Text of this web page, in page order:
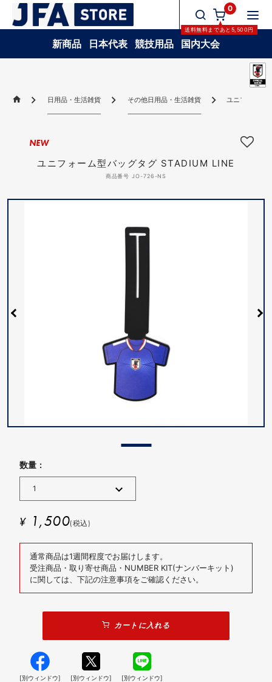
0
送料無料まであと 5,500円
新商品 日本代表 競技用品 国内大会
日用品・生活雑貨 その他日用品・生活雑貨 ユニフォーム
ユニフォーム型バッグタグ STADIUM LINE
商品番号 JO-726-NS
NEW
数量 :
¥ 1,500(税込)
通常商品は1週間程度でお届けします。
受注商品・取り寄せ商品・NUMBER KIT(ナンバーキット)
に関しては、下記の注意事項をご確認ください。
カートに入れる
[別ウィンドウ] [別ウィンドウ] [別ウィンドウ]